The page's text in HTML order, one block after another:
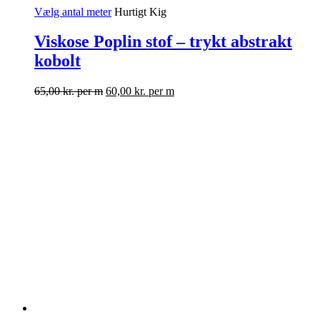
Vælg antal meter Hurtigt Kig
Viskose Poplin stof – trykt abstrakt
kobolt
65,00kr.per m 60,00 kr. per m